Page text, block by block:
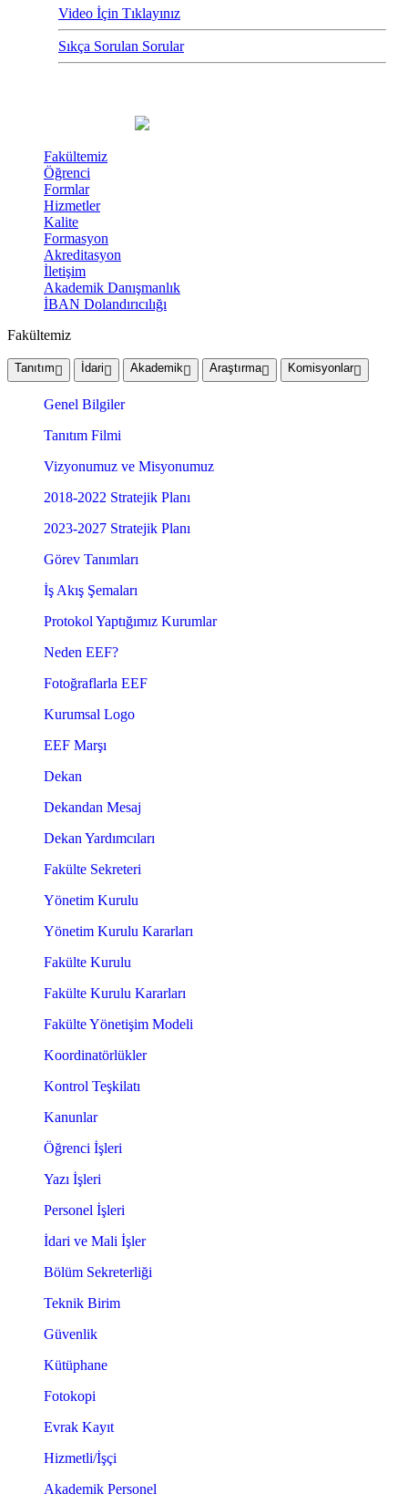
Video İçin Tıklayınız
Sıkça Sorulan Sorular
Fakültemiz
Öğrenci
Formlar
Hizmetler
Kalite
Formasyon
Akreditasyon
İletişim
Akademik Danışmanlık
İBAN Dolandırıcılığı
Fakültemiz
Tanıtım İdari Akademik Araştırma Komisyonlar
Genel Bilgiler
Tanıtım Filmi
Vizyonumuz ve Misyonumuz
2018-2022 Stratejik Planı
2023-2027 Stratejik Planı
Görev Tanımları
İş Akış Şemaları
Protokol Yaptığımız Kurumlar
Neden EEF?
Fotoğraflarla EEF
Kurumsal Logo
EEF Marşı
Dekan
Dekandan Mesaj
Dekan Yardımcıları
Fakülte Sekreteri
Yönetim Kurulu
Yönetim Kurulu Kararları
Fakülte Kurulu
Fakülte Kurulu Kararları
Fakülte Yönetişim Modeli
Koordinatörlükler
Kontrol Teşkilatı
Kanunlar
Öğrenci İşleri
Yazı İşleri
Personel İşleri
İdari ve Mali İşler
Bölüm Sekreterliği
Teknik Birim
Güvenlik
Kütüphane
Fotokopi
Evrak Kayıt
Hizmetli/İşçi
Akademik Personel